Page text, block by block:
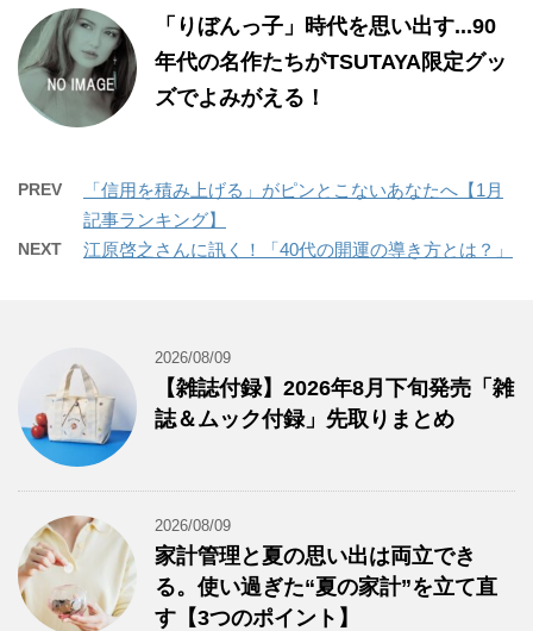
「りぼんっ子」時代を思い出す...90
年代の名作たちがTSUTAYA限定グッ
ズでよみがえる！
PREV
「信用を積み上げる」がピンとこないあなたへ【1月
記事ランキング】
NEXT 江原啓之さんに訊く！「40代の開運の導き方とは？」
2026/08/09
【雑誌付録】2026年8月下旬発売「雑
誌＆ムック付録」先取りまとめ
2026/08/09
家計管理と夏の思い出は両立でき
る。使い過ぎた“夏の家計”を立て直
す【3つのポイント】